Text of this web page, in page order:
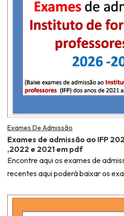
Exames De Admissão
Exames de admissão ao IFP
,2022 e 2021 em pdf
Encontre aqui os exames de
recentes aqui poderá baixar os